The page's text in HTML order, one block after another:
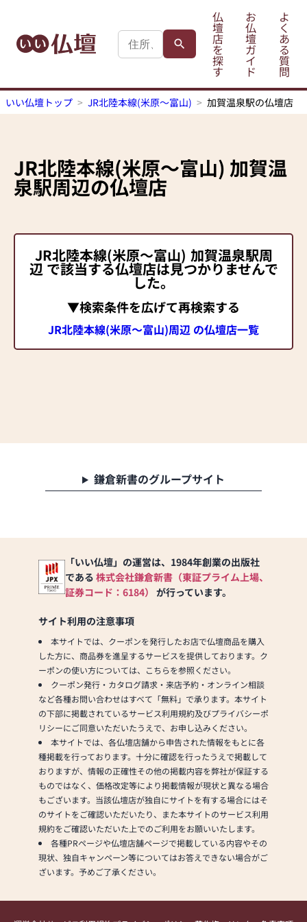
仏
壇
店
を
探
す
お
仏
壇
ガ
イ
ド
よ
く
あ
る
質
問
いい仏壇トップ JR北陸本線(米原～富山) 加賀温泉駅の仏壇店
JR北陸本線(米原～富山) 加賀温
泉駅周辺の仏壇店
JR北陸本線(米原～富山) 加賀温泉駅周
辺 で該当する仏壇店は見つかりませんで
した。
▼検索条件を広げて再検索する
JR北陸本線(米原～富山)周辺 の仏壇店一覧
鎌倉新書のグループサイト
「いい仏壇」の運営は、1984年創業の出版社
である 株式会社鎌倉新書（東証プライム上場、
証券コード：6184） が行っています。
サイト利用の注意事項
本サイトでは、クーポンを発行したお店で仏壇商品を購入
した方に、商品券を進呈するサービスを提供しております。ク
ーポンの使い方については、こちらを参照ください。
クーポン発行・カタログ請求・来店予約・オンライン相談
など各種お問い合わせはすべて「無料」で承ります。本サイト
の下部に掲載されているサービス利用規約及びプライバシーポ
リシーにご同意いただいたうえで、お申し込みください。
本サイトでは、各仏壇店舗から申告された情報をもとに各
種掲載を行っております。十分に確認を行ったうえで掲載して
おりますが、情報の正確性その他の掲載内容を弊社が保証する
ものではなく、価格改定等により掲載情報が現状と異なる場合
もございます。当該仏壇店が独自にサイトを有する場合にはそ
のサイトをご確認いただいたり、また本サイトのサービス利用
規約をご確認いただいた上でのご利用をお願いいたします。
各種PRページや仏壇店舗ページで掲載している内容やその
現状、独自キャンペーン等についてはお答えできない場合がご
ざいます。予めご了承ください。